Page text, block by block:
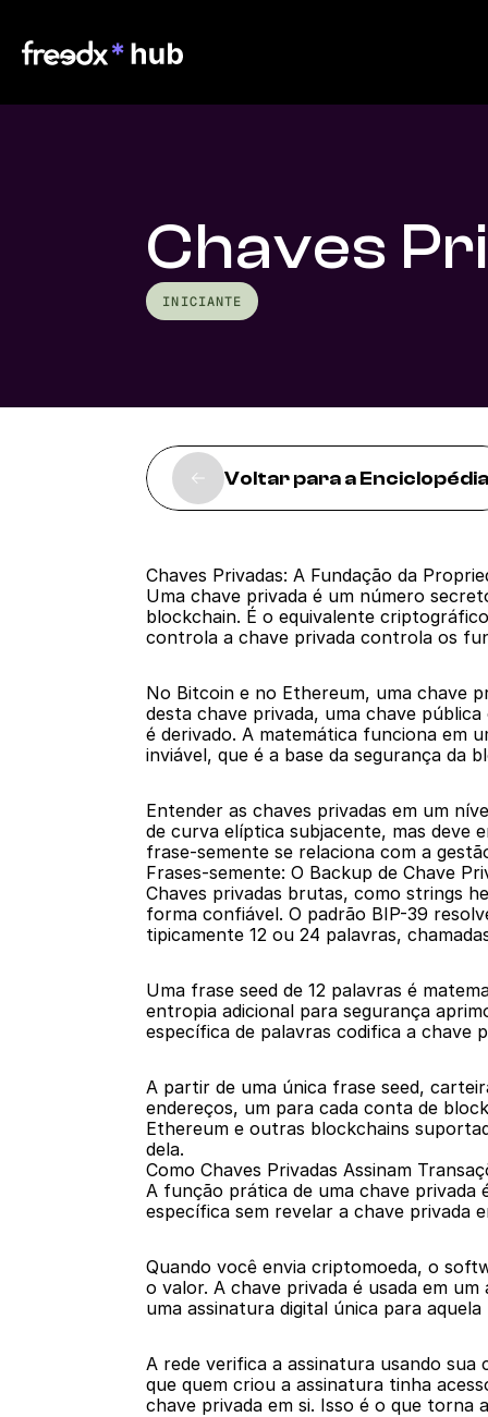
Chaves
INICIANTE
Voltar para a
Chaves Privadas: A Fundação da
Uma chave privada é um número
blockchain. É o equivalente
controla a chave privada controla os
No Bitcoin e no Ethereum, uma chave
desta chave privada, uma chave
é derivado. A matemática funciona em
inviável, que é a base da segurança da
Entender as chaves privadas em um
de curva elíptica subjacente, mas deve
frase-semente se relaciona com a
Frases-semente: O Backup de Chave
Chaves privadas brutas, como strings
forma confiável. O padrão BIP-39
tipicamente 12 ou 24 palavras,
Uma frase seed de 12 palavras é
entropia adicional para segurança
específica de palavras codifica a chave
A partir de uma única frase seed,
endereços, um para cada conta de
Ethereum e outras blockchains
dela.
Como Chaves Privadas Assinam
A função prática de uma chave
específica sem revelar a chave privada
Quando você envia criptomoeda, o
o valor. A chave privada é usada em
uma assinatura digital única para
A rede verifica a assinatura usando sua
que quem criou a assinatura tinha
chave privada em si. Isso é o que